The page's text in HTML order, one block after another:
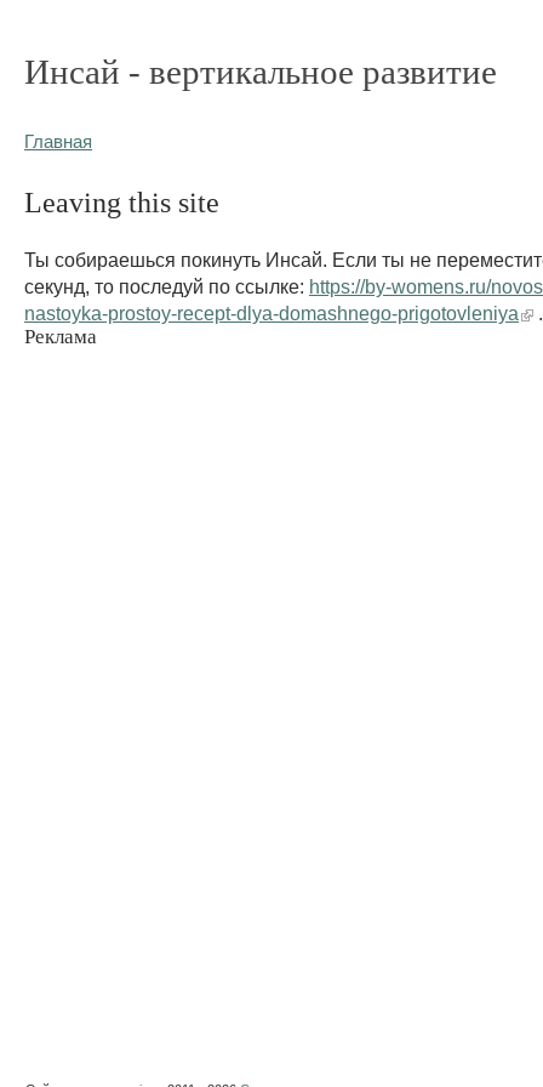
Инсай - вертикальное развитие
Главная
Leaving this site
Ты собираешься покинуть Инсай. Если ты не
секунд, то последуй по ссылке: https://by-womens.ru/
nastoyka-prostoy-recept-dlya-domashnego-prigotovleniya
Реклама